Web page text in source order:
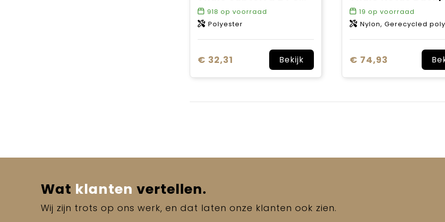
918 op voorraad
Polyester
€ 32,31 Bekijk
19 op voorraad
Nylon, Gerecycled
€ 74,93
Wat klanten vertellen.
Wij zijn trots op ons werk, en dat laten onze klanten ook zien.